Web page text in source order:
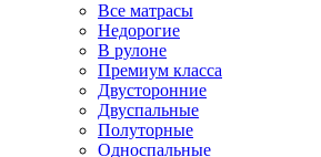
Все матрасы
Недорогие
В рулоне
Премиум класса
Двусторонние
Двуспальные
Полуторные
Односпальные